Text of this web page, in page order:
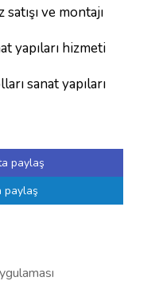
ve montajı
yapıları hizmeti
sanat yapıları
paylaş